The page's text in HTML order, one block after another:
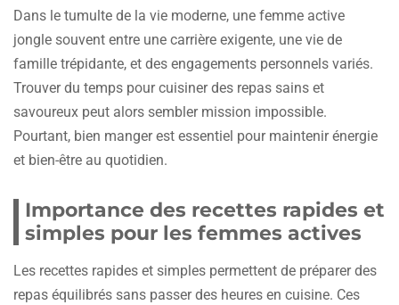
Dans le tumulte de la vie moderne, une femme active
jongle souvent entre une carrière exigente, une vie de
famille trépidante, et des engagements personnels variés.
Trouver du temps pour cuisiner des repas sains et
savoureux peut alors sembler mission impossible.
Pourtant, bien manger est essentiel pour maintenir énergie
et bien-être au quotidien.
Importance des recettes rapides et
simples pour les femmes actives
Les recettes rapides et simples permettent de préparer des
repas équilibrés sans passer des heures en cuisine. Ces